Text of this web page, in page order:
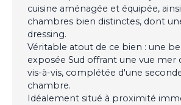
cuisine aménagée et équipée,
chambres bien distinctes, dont
dressing.
Véritable atout de ce bien : une
exposée Sud offrant une vue mer
vis-à-vis, complétée d'une
chambre.
Idéalement situé à proximité